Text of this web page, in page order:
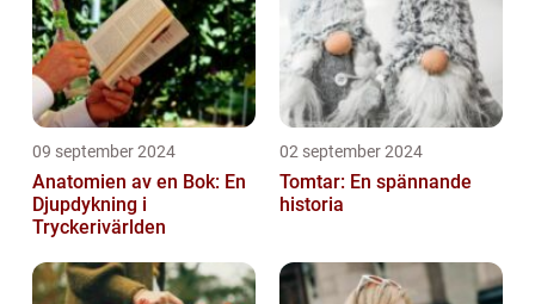
09 september 2024
Anatomien av en Bok: En
Djupdykning i
Tryckerivärlden
02 september 2024
Tomtar: En spännande
historia